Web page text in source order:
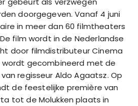
doorgegeven. Vanaf 4 juni
in meer dan 60 filmtheaters
film wordt in de Nederlandse
door filmdistributeur Cinema
wordt gecombineerd met de
regisseur Aldo Agaatsz. Op
de feestelijke première van
tot de Molukken plaats in